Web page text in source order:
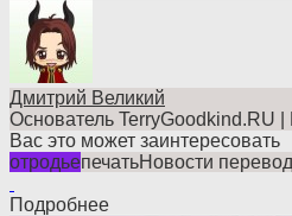
Дмитрий Великий
Основатель TerryGoodkind.RU
Вас это может заинтересовать
отродьепечатьНовости
Подробнее